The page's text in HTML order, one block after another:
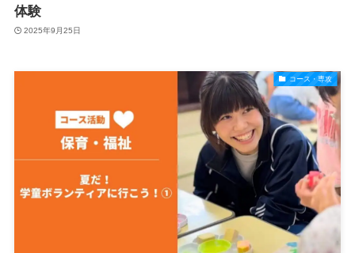
体験
2025年9月25日
コース・専攻